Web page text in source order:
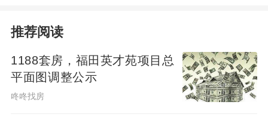
1、语言无界：让世界在对话中相融——《香
港国际诗歌之夜》
推荐阅读
1188套房，福田英才苑项目总
平面图调整公示
咚咚找房